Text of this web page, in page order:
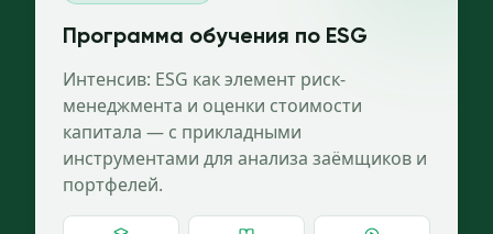
Программа обучения по ESG
Интенсив: ESG как элемент риск-
менеджмента и оценки стоимости
капитала — с прикладными
инструментами для анализа заёмщиков и
портфелей.